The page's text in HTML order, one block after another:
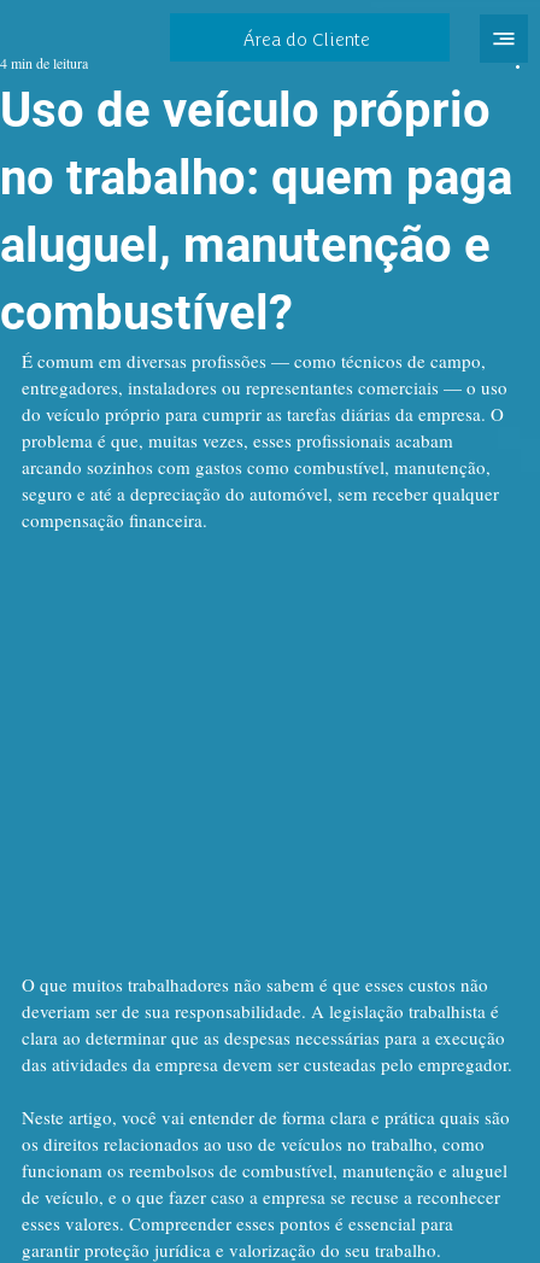
Área do Cliente
Uso de veículo próprio
no trabalho: quem paga
aluguel, manutenção e
combustível?
4 min de leitura
É comum em diversas profissões — como técnicos de campo,
entregadores, instaladores ou representantes comerciais — o uso
do veículo próprio para cumprir as tarefas diárias da empresa. O
problema é que, muitas vezes, esses profissionais acabam
arcando sozinhos com gastos como combustível, manutenção,
seguro e até a depreciação do automóvel, sem receber qualquer
compensação financeira.
O que muitos trabalhadores não sabem é que esses custos não
deveriam ser de sua responsabilidade. A legislação trabalhista é
clara ao determinar que as despesas necessárias para a execução
das atividades da empresa devem ser custeadas pelo empregador.
Neste artigo, você vai entender de forma clara e prática quais são
os direitos relacionados ao uso de veículos no trabalho, como
funcionam os reembolsos de combustível, manutenção e aluguel
de veículo, e o que fazer caso a empresa se recuse a reconhecer
esses valores. Compreender esses pontos é essencial para
garantir proteção jurídica e valorização do seu trabalho.